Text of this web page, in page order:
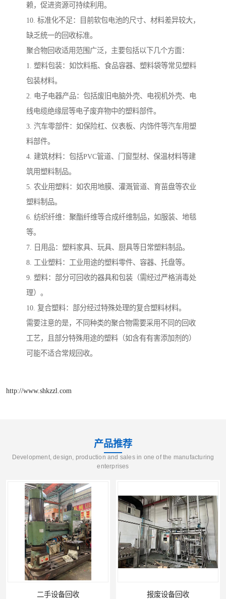
赖，促进资源可持续利用。
10. 标准化不足：目前软包电池的尺寸、材料差异较大，
缺乏统一的回收标准。
聚合物回收适用范围广泛，主要包括以下几个方面：
1. 塑料包装：如饮料瓶、食品容器、塑料袋等常见塑料
包装材料。
2. 电子电器产品：包括废旧电脑外壳、电视机外壳、电
线电缆绝缘层等电子废弃物中的塑料部件。
3. 汽车零部件：如保险杠、仪表板、内饰件等汽车用塑
料部件。
4. 建筑材料：包括PVC管道、门窗型材、保温材料等建
筑用塑料制品。
5. 农业用塑料：如农用地膜、灌溉管道、育苗盘等农业
塑料制品。
6. 纺织纤维：聚酯纤维等合成纤维制品，如服装、地毯
等。
7. 日用品：塑料家具、玩具、厨具等日常塑料制品。
8. 工业塑料：工业用途的塑料零件、容器、托盘等。
9. 塑料：部分可回收的器具和包装（需经过严格消毒处
理）。
10. 复合塑料：部分经过特殊处理的复合塑料材料。
需要注意的是，不同种类的聚合物需要采用不同的回收
工艺，且部分特殊用途的塑料（如含有有害添加剂的）
可能不适合常规回收。
http://www.shkzzl.com
产品推荐
Development, design, production and sales in one of the manufacturing
enterprises
二手设备回收 报废设备回收